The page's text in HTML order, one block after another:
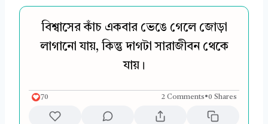
বিশ্বাসের কাঁচ একবার ভেঙে গেলে জোড়া
লাগানো যায়, কিন্তু দাগটা সারাজীবন থেকে
যায়।
70 2 Comments•0 Shares